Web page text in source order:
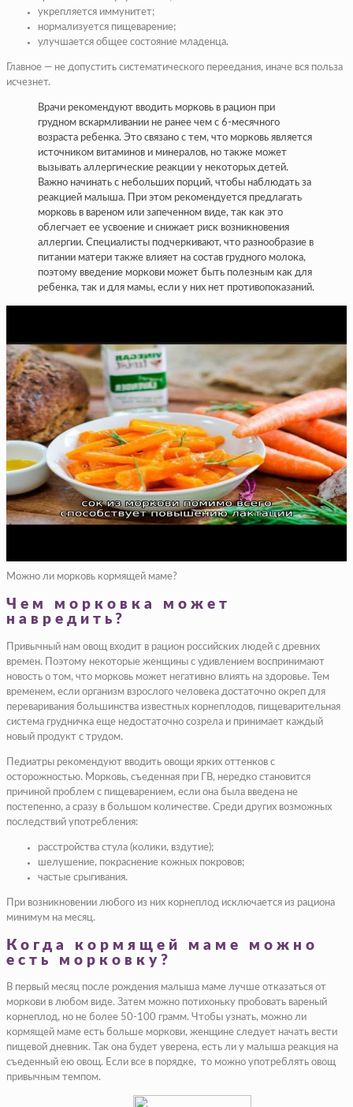
укрепляется иммунитет;
нормализуется пищеварение;
улучшается общее состояние младенца.
Главное — не допустить систематического переедания, иначе вся польза
исчезнет.
Врачи рекомендуют вводить морковь в рацион при
грудном вскармливании не ранее чем с 6-месячного
возраста ребенка. Это связано с тем, что морковь является
источником витаминов и минералов, но также может
вызывать аллергические реакции у некоторых детей.
Важно начинать с небольших порций, чтобы наблюдать за
реакцией малыша. При этом рекомендуется предлагать
морковь в вареном или запеченном виде, так как это
облегчает ее усвоение и снижает риск возникновения
аллергии. Специалисты подчеркивают, что разнообразие в
питании матери также влияет на состав грудного молока,
поэтому введение моркови может быть полезным как для
ребенка, так и для мамы, если у них нет противопоказаний.
Можно ли морковь кормящей маме?
Чем морковка может
навредить?
Привычный нам овощ входит в рацион российских людей с древних
времен. Поэтому некоторые женщины с удивлением воспринимают
новость о том, что морковь может негативно влиять на здоровье. Тем
временем, если организм взрослого человека достаточно окреп для
переваривания большинства известных корнеплодов, пищеварительная
система грудничка еще недостаточно созрела и принимает каждый
новый продукт с трудом.
Педиатры рекомендуют вводить овощи ярких оттенков с
осторожностью. Морковь, съеденная при ГВ, нередко становится
причиной проблем с пищеварением, если она была введена не
постепенно, а сразу в большом количестве. Среди других возможных
последствий употребления:
расстройства стула (колики, вздутие);
шелушение, покраснение кожных покровов;
частые срыгивания.
При возникновении любого из них корнеплод исключается из рациона
минимум на месяц.
Когда кормящей маме можно
есть морковку?
В первый месяц после рождения малыша маме лучше отказаться от
моркови в любом виде. Затем можно потихоньку пробовать вареный
корнеплод, но не более 50-100 грамм. Чтобы узнать, можно ли
кормящей маме есть больше моркови, женщине следует начать вести
пищевой дневник. Так она будет уверена, есть ли у малыша реакция на
съеденный ею овощ. Если все в порядке, то можно употреблять овощ
привычным темпом.